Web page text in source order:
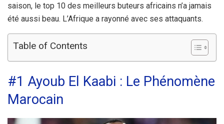
saison, le top 10 des meilleurs buteurs africains n’a jamais
été aussi beau. L’Afrique a rayonné avec ses attaquants.
Table of Contents
#1 Ayoub El Kaabi : Le Phénomène
Marocain